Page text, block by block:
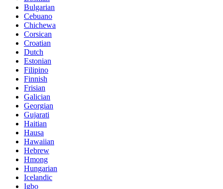
Bulgarian
Cebuano
Chichewa
Corsican
Croatian
Dutch
Estonian
Filipino
Finnish
Frisian
Galician
Georgian
Gujarati
Haitian
Hausa
Hawaiian
Hebrew
Hmong
Hungarian
Icelandic
Igbo